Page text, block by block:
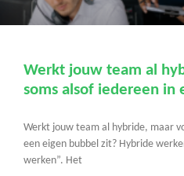
Werkt jouw team al
soms alsof iedereen in
Werkt jouw team al hybride, maar
een eigen bubbel zit? Hybride
werken”. Het